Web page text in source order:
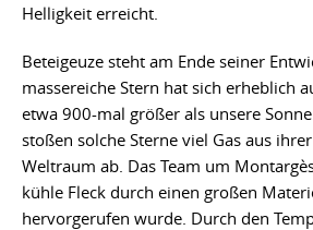
Helligkeit erreicht.
Beteigeuze steht am Ende seiner
massereiche Stern hat sich erheblich
etwa 900-mal größer als unsere
stoßen solche Sterne viel Gas aus
Weltraum ab. Das Team um
kühle Fleck durch einen großen
hervorgerufen wurde. Durch den